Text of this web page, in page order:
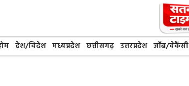
देश/विदेश मध्यप्रदेश छत्तीसगढ़ उत्तरप्रदेश जॉब/वेकैंसी